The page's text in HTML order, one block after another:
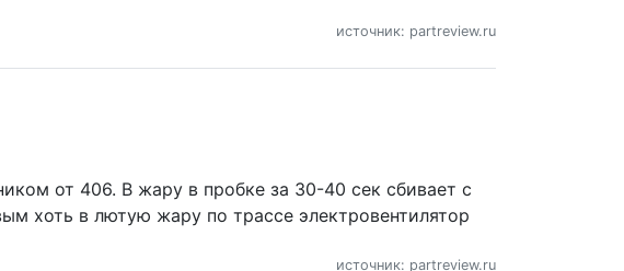
источник: partreview.ru
от 406. В жару в пробке за 30-40 сек сбивает с
хоть в лютую жару по трассе электровентилятор
источник: partreview.ru